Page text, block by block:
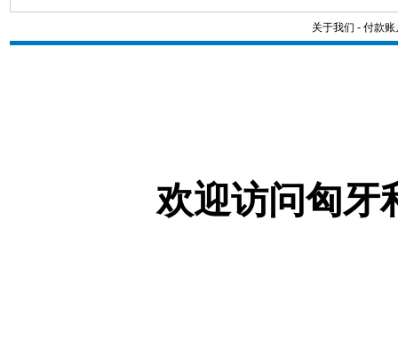
关于我们 - 付款账
欢迎访问匈牙